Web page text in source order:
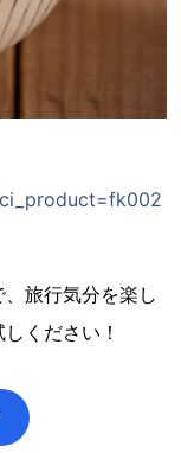
旅行気分を楽し
ください！